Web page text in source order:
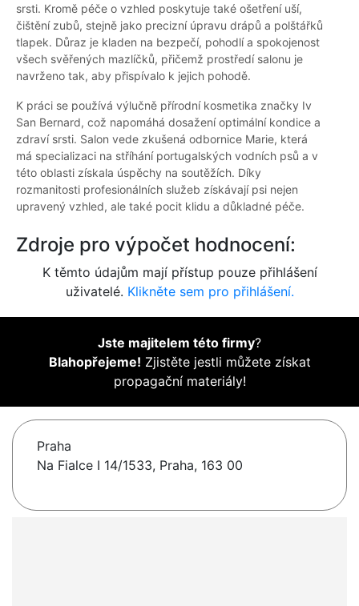
srsti. Kromě péče o vzhled poskytuje také ošetření uší,
čištění zubů, stejně jako precizní úpravu drápů a polštářků
tlapek. Důraz je kladen na bezpečí, pohodlí a spokojenost
všech svěřených mazlíčků, přičemž prostředí salonu je
navrženo tak, aby přispívalo k jejich pohodě.
K práci se používá výlučně přírodní kosmetika značky Iv
San Bernard, což napomáhá dosažení optimální kondice a
zdraví srsti. Salon vede zkušená odbornice Marie, která
má specializaci na stříhání portugalských vodních psů a v
této oblasti získala úspěchy na soutěžích. Díky
rozmanitosti profesionálních služeb získávají psi nejen
upravený vzhled, ale také pocit klidu a důkladné péče.
Zdroje pro výpočet hodnocení:
K těmto údajům mají přístup pouze přihlášení
uživatelé. Klikněte sem pro přihlášení.
Jste majitelem této firmy?
Blahopřejeme! Zjistěte jestli můžete získat
propagační materiály!
Praha
Na Fialce I 14/1533, Praha, 163 00